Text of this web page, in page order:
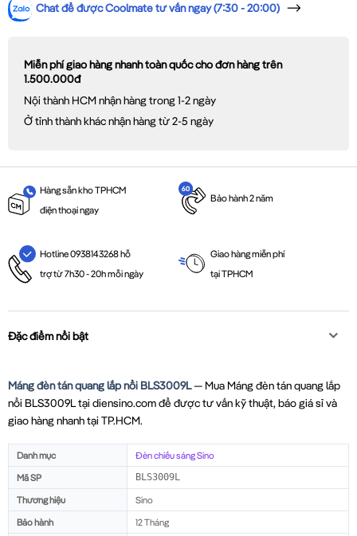
Chat để được Coolmate tư vấn ngay (7:30 - 20:00)
Miễn phí giao hàng nhanh toàn quốc cho đơn hàng trên
1.500.000đ
Nội thành HCM nhận hàng trong 1-2 ngày
Ở tỉnh thành khác nhận hàng từ 2-5 ngày
Hàng sẵn kho TPHCM
điện thoại ngay
Bảo hành 2 năm
Hotline 0938143268 hỗ
trợ từ 7h30 - 20h mỗi ngày
Giao hàng miễn phí
tại TPHCM
Đặc điểm nổi bật
Máng đèn tán quang lắp nổi BLS3009L— Mua Máng đèn tán quang lắp
nổi BLS3009L tại diensino.com để được tư vấn kỹ thuật, báo giá sỉ và
giao hàng nhanh tại TP.HCM.
Danh mục
Đèn chiếu sáng Sino
Mã SP
BLS3009L
Thương hiệu
Sino
Bảo hành
12 Tháng